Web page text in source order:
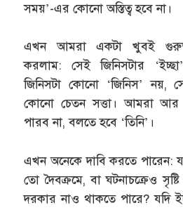
সময়’-এর কোনো অস্তিত্ব হবে না।
এখন আমরা একটা খুবই
করলাম: সেই জিনিসটার
জিনিসটা কোনো ‘জিনিস’
কোনো চেতন সত্তা। আমরা আর
পারব না, বলতে হবে ‘তিনি’।
এখন অনেকে দাবি করতে পারেন:
তো দৈবক্রমে, বা ঘটনাচক্রেও
দরকার নাও থাকতে পারে? যদি